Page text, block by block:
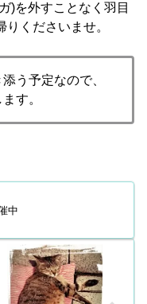
)を外すことなく羽目
くださいませ。
う予定なので、
す。
中